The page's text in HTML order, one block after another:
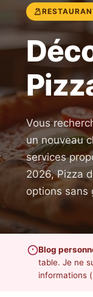
Vous
un nouveau
services
2026, Pizza
options sans
Blog
table. Je ne
informations